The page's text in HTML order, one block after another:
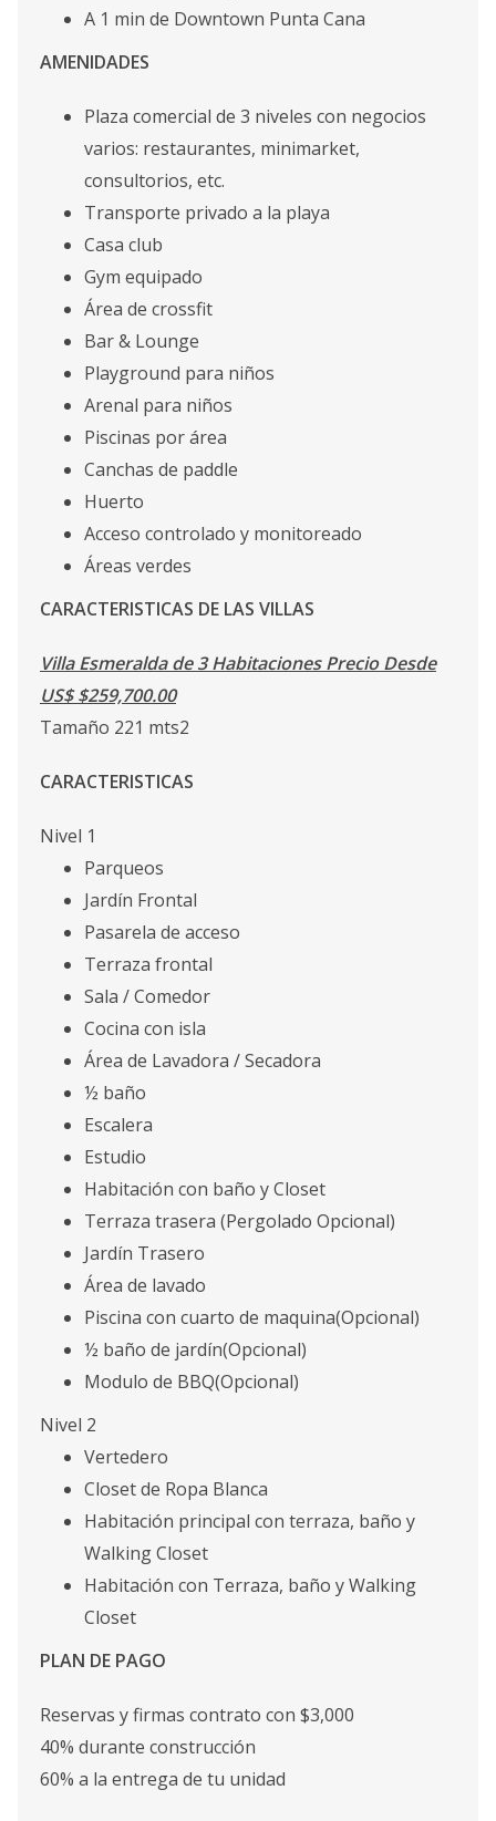
A 1 min de Downtown Punta Cana
AMENIDADES
Plaza comercial de 3 niveles con negocios
varios: restaurantes, minimarket,
consultorios, etc.
Transporte privado a la playa
Casa club
Gym equipado
Área de crossfit
Bar & Lounge
Playground para niños
Arenal para niños
Piscinas por área
Canchas de paddle
Huerto
Acceso controlado y monitoreado
Áreas verdes
CARACTERISTICAS DE LAS VILLAS
Villa Esmeralda de 3 Habitaciones Precio Desde
US$ $259,700.00
Tamaño 221 mts2
CARACTERISTICAS
Nivel 1
Parqueos
Jardín Frontal
Pasarela de acceso
Terraza frontal
Sala / Comedor
Cocina con isla
Área de Lavadora / Secadora
½ baño
Escalera
Estudio
Habitación con baño y Closet
Terraza trasera (Pergolado Opcional)
Jardín Trasero
Área de lavado
Piscina con cuarto de maquina(Opcional)
½ baño de jardín(Opcional)
Modulo de BBQ(Opcional)
Nivel 2
Vertedero
Closet de Ropa Blanca
Habitación principal con terraza, baño y
Walking Closet
Habitación con Terraza, baño y Walking
Closet
PLAN DE PAGO
Reservas y firmas contrato con $3,000
40% durante construcción
60% a la entrega de tu unidad